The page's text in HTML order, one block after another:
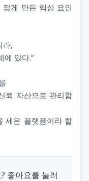
잡게 만든 핵심 요인
라,
에 있다.”
뢰 자산으로 관리함
세운 플랫폼이라 할
좋아요를 눌러